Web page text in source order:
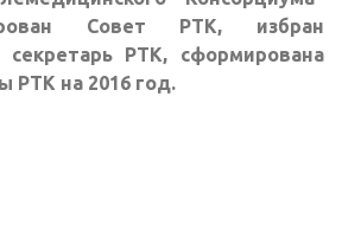
Совет РТК, избран
секретарь РТК, сформирована
РТК на 2016 год.